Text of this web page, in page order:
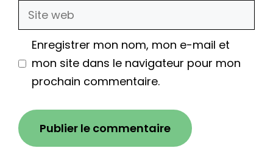
Site
web
Enregistrer mon nom, mon e-mail et
mon site dans le navigateur pour mon
prochain commentaire.